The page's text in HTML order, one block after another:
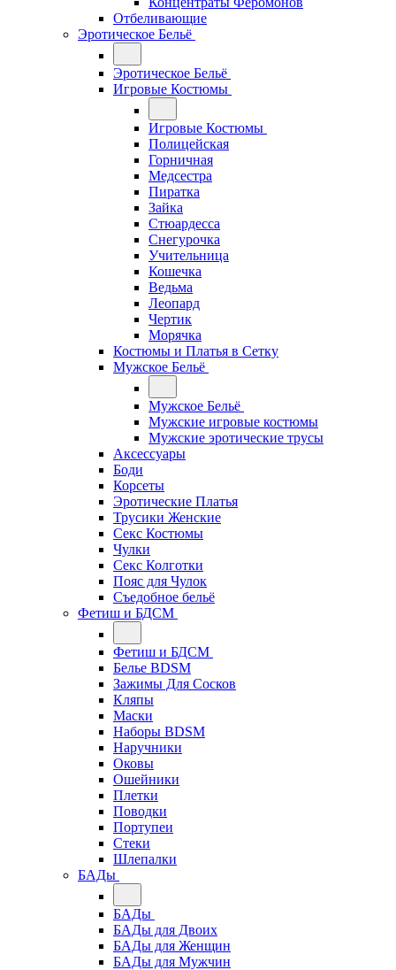
Отбеливающие
Эротическое Бельё
Эротическое Бельё
Игровые Костюмы
Игровые Костюмы
Полицейская
Горничная
Медсестра
Пиратка
Зайка
Стюардесса
Снегурочка
Учительница
Кошечка
Ведьма
Леопард
Чертик
Морячка
Костюмы и Платья в Сетку
Мужское Бельё
Мужское Бельё
Мужские игровые костюмы
Мужские эротические трусы
Аксессуары
Боди
Корсеты
Эротические Платья
Трусики Женские
Секс Костюмы
Чулки
Секс Колготки
Пояс для Чулок
Съедобное бельё
Фетиш и БДСМ
Фетиш и БДСМ
Белье BDSM
Зажимы Для Сосков
Кляпы
Маски
Наборы BDSM
Наручники
Оковы
Ошейники
Плетки
Поводки
Портупеи
Стеки
Шлепалки
БАДы
БАДы
БАДы для Двоих
БАДы для Женщин
БАДы для Мужчин